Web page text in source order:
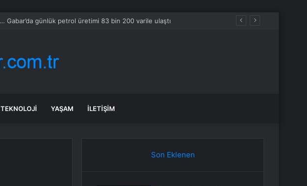
TEKNOLOJI YAŞAM İLETIŞIM
Son Eklenen